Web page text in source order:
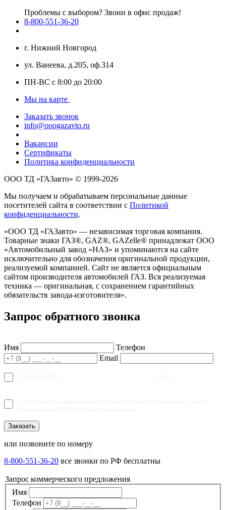
Проблемы с выбором? Звони в офис продаж!
8-800-551-36-20
г. Нижний Новгород
ул. Ванеева, д.205, оф.314
ПН-ВС с 8:00 до 20:00
Мы на карте
Заказать звонок
info@ooogazavto.ru
Вакансии
Сертификаты
Политика конфиденциальности
ООО ТД «ГАЗавто» © 1999-2026
Мы получаем и обрабатываем персональные данные
посетителей сайта в соответствии с Политикой
конфиденциальности.
«ООО ТД «ГАЗавто» — независимая торговая компания.
Товарные знаки ГАЗ®, GAZ®, GAZelle® принадлежат ООО
«Автомобильный завод «НАЗ» и упоминаются на сайте
исключительно для обозначения оригинальной продукции,
реализуемой компанией. Сайт не является официальным
сайтом производителя автомобилей ГАЗ. Вся реализуемая
техника — оригинальная, с сохранением гарантийных
обязательств завода-изготовителя».
Запрос обратного звонка
Имя
Телефон
Email
Заказать
или позвоните по номеру
8-800-551-36-20 все звонки по РФ бесплатны
Запрос коммерческого предложения
Имя
Телефон